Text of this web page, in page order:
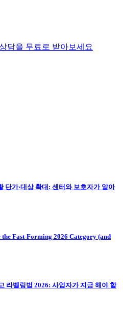
담을 무료로 받아보세요
단가·대상 확대: 센터와 보호자가 알아
Fast-Forming 2026 Category (and
라벨링법 2026: 사업자가 지금 해야 할